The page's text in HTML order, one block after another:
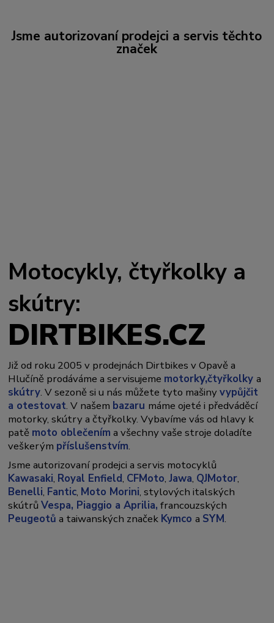
Jsme autorizovaní prodejci a servis těchto
značek
Motocykly, čtyřkolky a
skútry:
DIRTBIKES.CZ
Již od roku 2005 v prodejnách Dirtbikes v Opavě a
Hlučíně prodáváme a servisujeme motorky,čtyřkolkya
skútry. V sezoně si u nás můžete tyto mašinyvypůjčit
a otestovat. V našem bazaru máme ojeté i předváděcí
motorky, skútry a čtyřkolky. Vybavíme vás od hlavy k
patě moto oblečením a všechny vaše stroje doladíte
veškerým příslušenstvím.
Jsme autorizovaní prodejci a servis motocyklů
Kawasaki, Royal Enfield, CFMoto,Jawa, QJMotor,
Benelli, Fantic, Moto Morini, stylových italských
skútrůVespa, Piaggio a Aprilia, francouzských
Peugeotů a taiwanských značek Kymcoa SYM.